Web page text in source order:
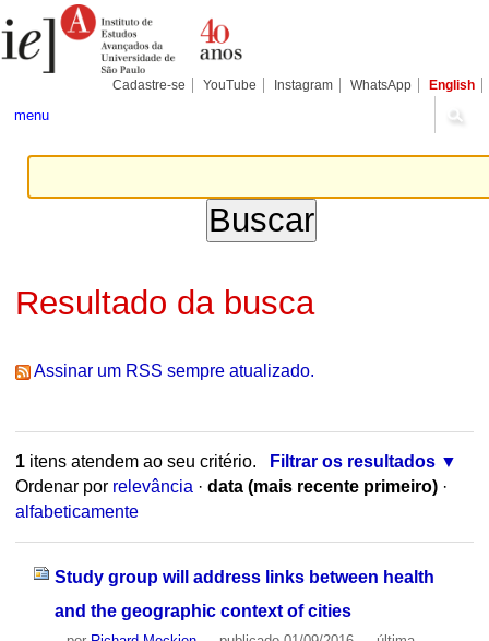
para
conteúdo.
Pessoais
Cadastre-se YouTube Instagram WhatsApp English
menu
Resultado da busca
Assinar um RSS sempre atualizado.
1itens atendem ao seu critério.
Filtrar os resultados
Ordenar por relevância · data (mais recente primeiro) ·
alfabeticamente
Study group will address links between health
and the geographic context of cities